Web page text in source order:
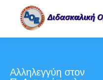
Αλληλεγγύη στον